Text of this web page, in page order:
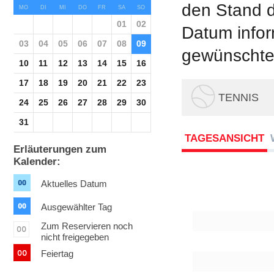
MO DI MI DO FR SA SO
01
02
03
04 05 06 07 08
09
10
11 12 13 14 15
16
17
18 19 20 21 22
23
24
25 26 27 28 29
30
31
Erläuterungen zum
Kalender:
Aktuelles Datum
Ausgewählter Tag
Zum Reservieren noch
nicht freigegeben
Feiertag
den Stand
Datum
TENNIS
TAGESANSICHT